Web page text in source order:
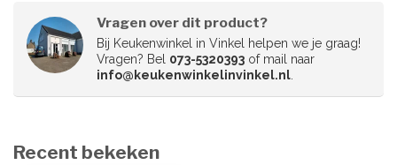
Vragen over dit product?
Bij Keukenwinkel in Vinkel helpen we je graag!
Vragen? Bel 073-5320393 of mail naar
info@keukenwinkelinvinkel.nl.
Recent bekeken